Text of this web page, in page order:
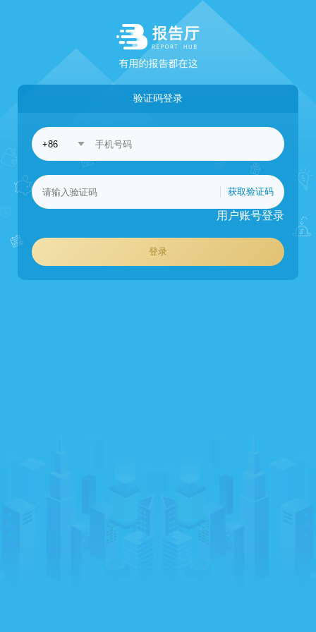
验证码登录
获取验证码
用户账号登录
登录